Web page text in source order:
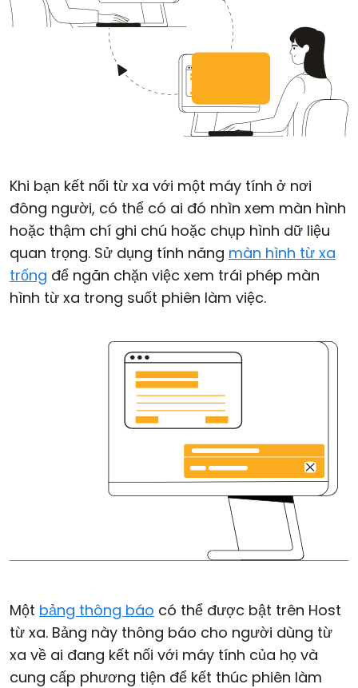
Khi bạn kết nối từ xa với một máy tính ở nơi
đông người, có thể có ai đó nhìn xem màn hình
hoặc thậm chí ghi chú hoặc chụp hình dữ liệu
quan trọng. Sử dụng tính năng màn hình từ xa
trống để ngăn chặn việc xem trái phép màn
hình từ xa trong suốt phiên làm việc.
Một bảng thông báo có thể được bật trên Host
từ xa. Bảng này thông báo cho người dùng từ
xa về ai đang kết nối với máy tính của họ và
cung cấp phương tiện để kết thúc phiên làm